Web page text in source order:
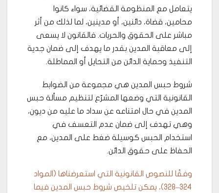
يتعامل مع المنظومة القضائية، سواء كانوا
محامين، قضاة، دائنين، أو مدينين، لما لذلك من أثر
مباشر على الحقوق والحريات. فالقانون لا يسعى
إلى معاقبة المدين بقدر ما يهدف إلى ضمان جدية
التنفيذ وحماية الدائن من التحايل أو المماطلة.
شروط حبس المدين هي مجموعة من الضوابط
القانونية التي وضعها المشرّع لتنظيم مسألة حبس
المدين في حال امتناعه عن سداد ما عليه من ديون،
وهي تهدف إلى ضمان عدم التعسف في
استخدام الحبس كوسيلة ضغط على المدين، مع
الحفاظ على حقوق الدائن.
وفقًا للنصوص القانونية التي استعرضناها (المواد
324–328)، يمكن تلخيص شروط حبس المدين فيما